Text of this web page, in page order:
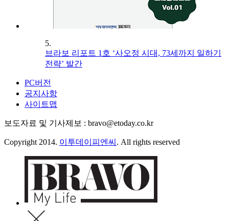
5.
브라보 리포트 1호 ‘사오정 시대, 73세까지 일하기
전략’ 발간
PC버전
공지사항
사이트맵
보도자료 및 기사제보 : bravo@etoday.co.kr
Copyright 2014. 이투데이피엔씨 . All rights reserved